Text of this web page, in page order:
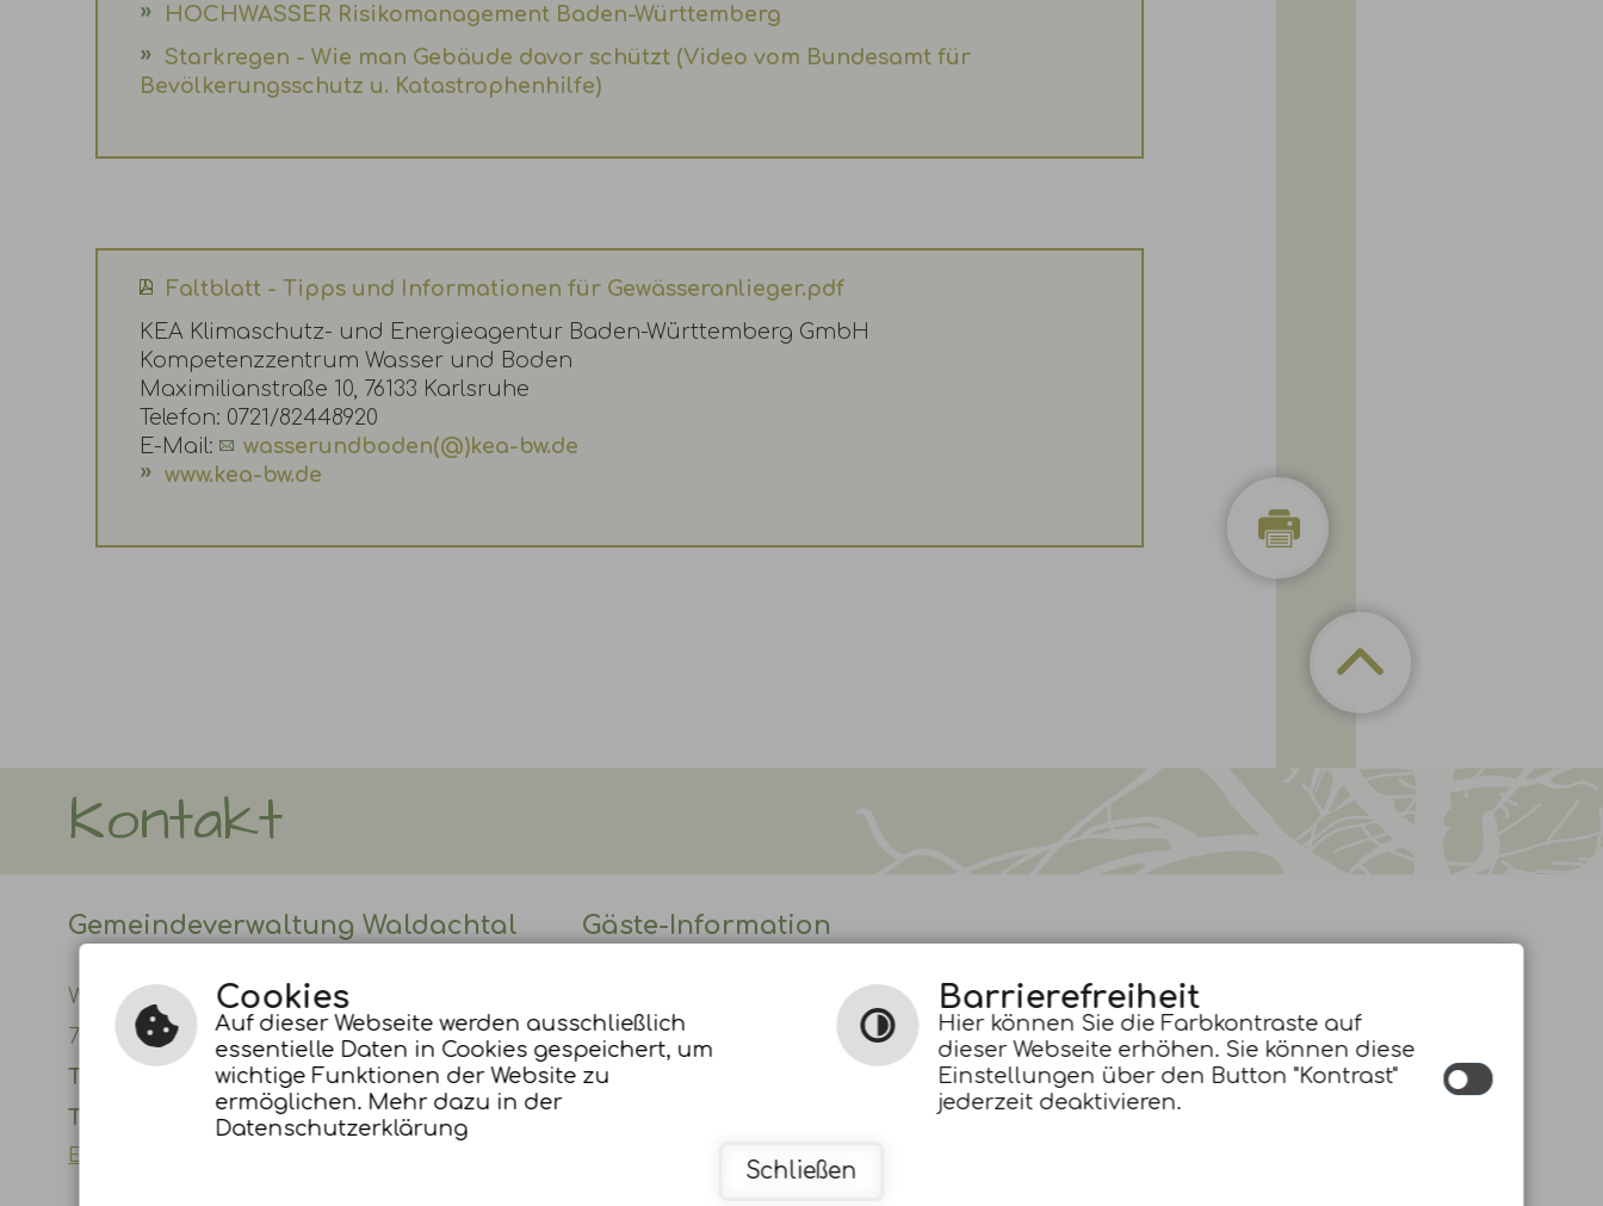
HOCHWASSER Risikomanagement Baden-Württemberg
Starkregen - Wie man Gebäude davor schützt (Video vom Bundesamt für
Bevölkerungsschutz u. Katastrophenhilfe)
Faltblatt - Tipps und Informationen für Gewässeranlieger.pdf
KEA Klimaschutz- und Energieagentur Baden-Württemberg GmbH
Kompetenzzentrum Wasser und Boden
Maximilianstraße 10, 76133 Karlsruhe
Telefon: 0721/82448920
E-Mail:
wasserundboden(@)kea-bw.de
www.kea-bw.de
Kontakt
Gemeindeverwaltung Waldachtal
Waldachstr. 8
72178 Waldachtal-Lützenhardt
Telefon:
07443 9634-0
Telefax:
07443 9634-50
E-Mail schreiben
Gäste-Information
Telefon:07443 9634-16
E-Mail schreiben
Cookies
Auf dieser Webseite werden ausschließlich
essentielle Daten in Cookies gespeichert, um
wichtige Funktionen der Website zu
ermöglichen. Mehr dazu in der
Datenschutzerklärung
Barrierefreiheit
Hier können Sie die Farbkontraste auf
dieser Webseite erhöhen. Sie können diese
Einstellungen über den Button "Kontrast"
jederzeit deaktivieren.
Schließen